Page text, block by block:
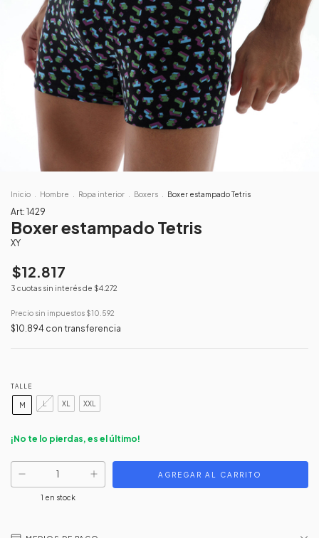
Inicio Hombre Ropa interior Boxers Boxer estampado Tetris
Art: 1429
Boxer estampado Tetris
XY
$12.817
3 cuotas sin interés de $4.272
Precio sin impuestos $10.592
$10.894 con transferencia
TALLE
M L XL XXL
¡No te lo pierdas, es el último!
1 en stock